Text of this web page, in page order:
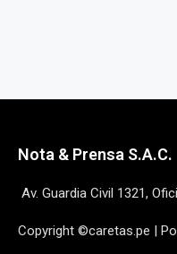
Nota & Prensa S.A.C.
Av. Guardia Civil 1321,
Copyright ©caretas.pe |